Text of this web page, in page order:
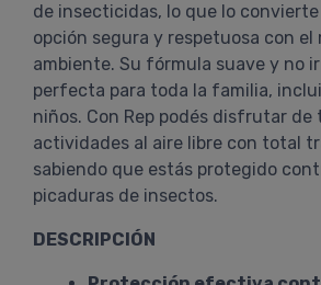
de insecticidas, lo que lo
opción segura y respetuosa con el
ambiente. Su fórmula suave y no
perfecta para toda la familia,
niños. Con Rep podés disfrutar de
actividades al aire libre con total
sabiendo que estás protegido
picaduras de insectos.
DESCRIPCIÓN